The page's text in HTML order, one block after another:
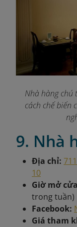
Nhà hàng chú
cách chế biến
9. Nhà
Địa chỉ:
10
Giờ mở cửa
trong tuần)
Facebook:
Giá tham